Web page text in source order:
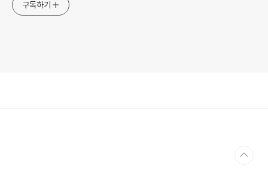
구독하기